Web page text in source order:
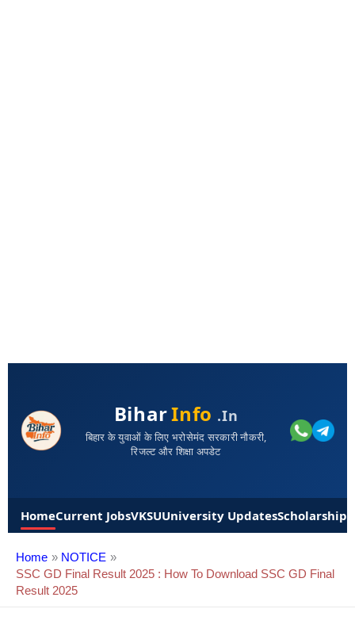
BiharInfo .in
बिहार के युवाओं के लिए भरोसेमंद सरकारी नौकरी,
रिजल्ट और शिक्षा अपडेट
HomeCurrent JobsVKSUUniversity UpdatesScholarships
Home
NOTICE
SSC GD Final Result 2025 : How To Download SSC GD Final
Result 2025